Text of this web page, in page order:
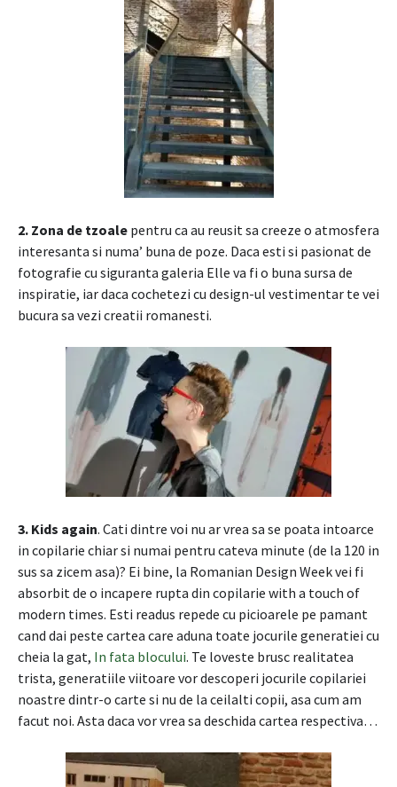
2. Zona de tzoale pentru ca au reusit sa creeze o atmosfera
interesanta si numa’ buna de poze. Daca esti si pasionat de
fotografie cu siguranta galeria Elle va fi o buna sursa de
inspiratie, iar daca cochetezi cu design-ul vestimentar te vei
bucura sa vezi creatii romanesti.
3. Kids again. Cati dintre voi nu ar vrea sa se poata intoarce
in copilarie chiar si numai pentru cateva minute (de la 120 in
sus sa zicem asa)? Ei bine, la Romanian Design Week vei fi
absorbit de o incapere rupta din copilarie with a touch of
modern times. Esti readus repede cu picioarele pe pamant
cand dai peste cartea care aduna toate jocurile generatiei cu
cheia la gat, In fata blocului. Te loveste brusc realitatea
trista, generatiile viitoare vor descoperi jocurile copilariei
noastre dintr-o carte si nu de la ceilalti copii, asa cum am
facut noi. Asta daca vor vrea sa deschida cartea respectiva…